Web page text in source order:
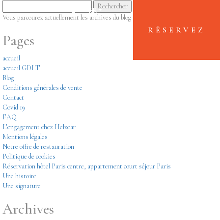
RÉSERVEZ
FR
+33(0)1 45 26 11 06
Vous parcourez actuellement les archives du blog
Pages
accueil
accueil GDLT
Blog
Conditions générales de vente
Contact
Covid 19
FAQ
L’engagement chez Helzear
Mentions légales
Notre offre de restauration
Politique de cookies
Réservation hôtel Paris centre, appartement court séjour Paris
Une histoire
Une signature
Archives